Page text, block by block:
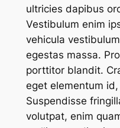
ultricies dapibus
Vestibulum enim
vehicula
egestas massa.
porttitor blandit.
eget elementum
Suspendisse
volutpat, enim